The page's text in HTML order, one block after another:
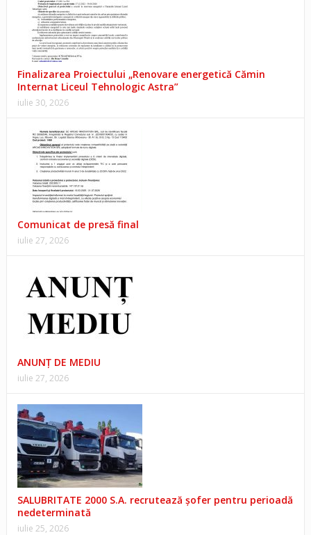
Finalizarea Proiectului „Renovare energetică Cămin
Internat Liceul Tehnologic Astra”
iulie 30, 2026
Comunicat de presă final
iulie 27, 2026
ANUNŢ DE MEDIU
iulie 27, 2026
SALUBRITATE 2000 S.A. recrutează șofer pentru perioadă
nedeterminată
iulie 25, 2026